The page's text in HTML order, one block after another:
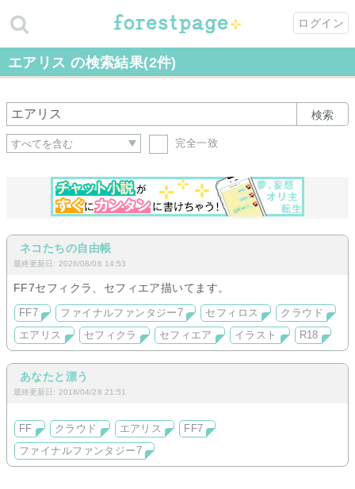
ログイン
エアリス の検索結果(2件)
検索
完全一致
ネコたちの自由帳
最終更新日: 2026/08/06 14:53
FF7セフィクラ、セフィエア描いてます。
FF7 ファイナルファンタジー7 セフィロス
クラウド
エアリス
セフィクラ セフィエア イラスト R18
あなたと漂う
最終更新日: 2018/04/28 21:51
FF クラウド エアリス
FF7
ファイナルファンタジー7